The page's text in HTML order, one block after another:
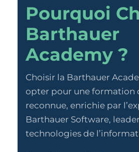
Pourquoi
Barthauer
Academy ?
Choisir la Barthauer
opter pour une formation
reconnue, enrichie par
Barthauer Software,
technologies de